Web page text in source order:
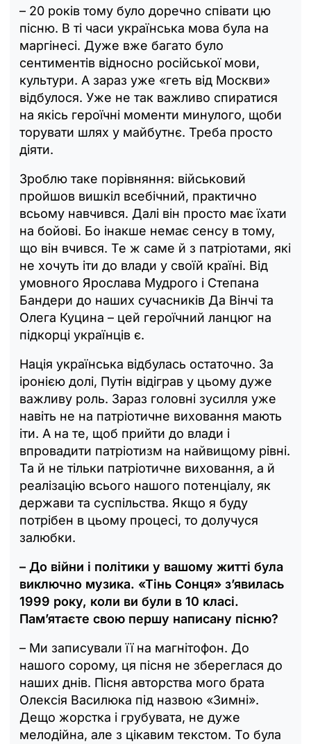
– 20 років тому було доречно співати цю
пісню. В ті часи українська мова була на
маргінесі. Дуже вже багато було
сентиментів відносно російської мови,
культури. А зараз уже «геть від Москви»
відбулося. Уже не так важливо спиратися
на якісь героїчні моменти минулого, щоби
торувати шлях у майбутнє. Треба просто
діяти.
Зроблю таке порівняння: військовий
пройшов вишкіл всебічний, практично
всьому навчився. Далі він просто має їхати
на бойові. Бо інакше немає сенсу в тому,
що він вчився. Те ж саме й з патріотами, які
не хочуть іти до влади у своїй країні. Від
умовного Ярослава Мудрого і Степана
Бандери до наших сучасників Да Вінчі та
Олега Куцина – цей героїчний ланцюг на
підкорці українців є.
Нація українська відбулась остаточно. За
іронією долі, Путін відіграв у цьому дуже
важливу роль. Зараз головні зусилля уже
навіть не на патріотичне виховання мають
іти. А на те, щоб прийти до влади і
впровадити патріотизм на найвищому рівні.
Та й не тільки патріотичне виховання, а й
реалізацію всього нашого потенціалу, як
держави та суспільства. Якщо я буду
потрібен в цьому процесі, то долучуся
залюбки.
– До війни і політики у вашому житті була
виключно музика. «Тінь Сонця» з’явилась
1999 року, коли ви були в 10 класі.
Пам’ятаєте свою першу написану пісню?
– Ми записували її на магнітофон. До
нашого сорому, ця пісня не збереглася до
наших днів. Пісня авторства мого брата
Олексія Василюка під назвою «Зимні».
Дещо жорстка і грубувата, не дуже
мелодійна, але з цікавим текстом. То була